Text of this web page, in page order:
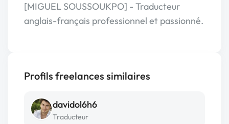
[MIGUEL SOUSSOUKPO] - Traducteur
anglais-français professionnel et passionné.
Profils freelances similaires
davidol6h6
Traducteur